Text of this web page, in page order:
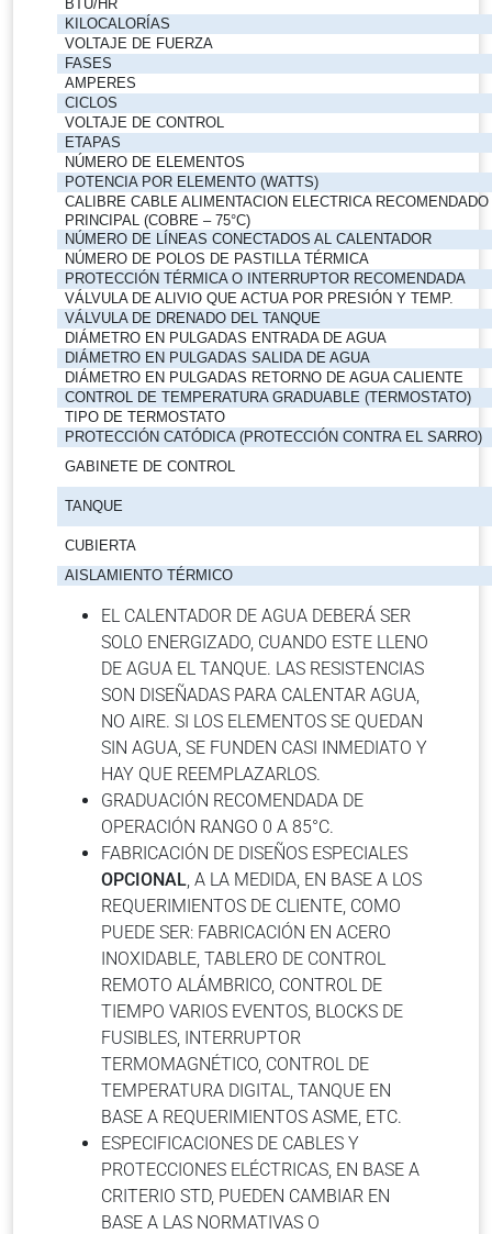
BTU/HR
KILOCALORÍAS
VOLTAJE DE FUERZA
FASES
AMPERES
CICLOS
VOLTAJE DE CONTROL
ETAPAS
NÚMERO DE ELEMENTOS
POTENCIA POR ELEMENTO (WATTS)
CALIBRE CABLE ALIMENTACION ELECTRICA RECOMENDADO
PRINCIPAL (COBRE – 75°C)
NÚMERO DE LÍNEAS CONECTADOS AL CALENTADOR
NÚMERO DE POLOS DE PASTILLA TÉRMICA
PROTECCIÓN TÉRMICA O INTERRUPTOR RECOMENDADA
VÁLVULA DE ALIVIO QUE ACTUA POR PRESIÓN Y TEMP.
VÁLVULA DE DRENADO DEL TANQUE
DIÁMETRO EN PULGADAS ENTRADA DE AGUA
DIÁMETRO EN PULGADAS SALIDA DE AGUA
DIÁMETRO EN PULGADAS RETORNO DE AGUA CALIENTE
CONTROL DE TEMPERATURA GRADUABLE (TERMOSTATO)
TIPO DE TERMOSTATO
PROTECCIÓN CATÓDICA (PROTECCIÓN CONTRA EL SARRO)
GABINETE DE CONTROL
TANQUE
CUBIERTA
AISLAMIENTO TÉRMICO
EL CALENTADOR DE AGUA DEBERÁ SER
SOLO ENERGIZADO, CUANDO ESTE LLENO
DE AGUA EL TANQUE. LAS RESISTENCIAS
SON DISEÑADAS PARA CALENTAR AGUA,
NO AIRE. SI LOS ELEMENTOS SE QUEDAN
SIN AGUA, SE FUNDEN CASI INMEDIATO Y
HAY QUE REEMPLAZARLOS.
GRADUACIÓN RECOMENDADA DE
OPERACIÓN RANGO 0 A 85°C.
FABRICACIÓN DE DISEÑOS ESPECIALES
OPCIONAL, A LA MEDIDA, EN BASE A LOS
REQUERIMIENTOS DE CLIENTE, COMO
PUEDE SER: FABRICACIÓN EN ACERO
INOXIDABLE, TABLERO DE CONTROL
REMOTO ALÁMBRICO, CONTROL DE
TIEMPO VARIOS EVENTOS, BLOCKS DE
FUSIBLES, INTERRUPTOR
TERMOMAGNÉTICO, CONTROL DE
TEMPERATURA DIGITAL, TANQUE EN
BASE A REQUERIMIENTOS ASME, ETC.
ESPECIFICACIONES DE CABLES Y
PROTECCIONES ELÉCTRICAS, EN BASE A
CRITERIO STD, PUEDEN CAMBIAR EN
BASE A LAS NORMATIVAS O